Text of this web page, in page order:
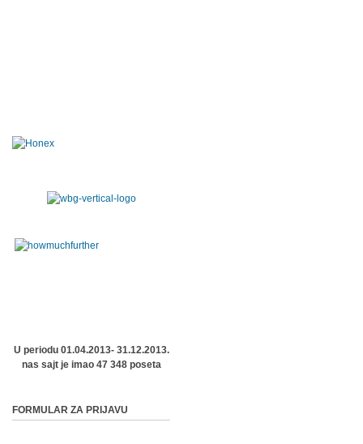
U periodu 01.04.2013- 31.12.2013.
nas sajt je imao 47 348 poseta
FORMULAR ZA PRIJAVU